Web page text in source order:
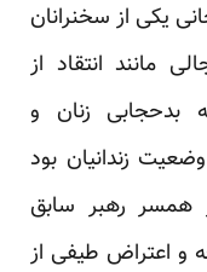
یکی از سخنرانان
مانند انتقاد از
بدحجابی زنان و
زندانیان بود
همسر رهبر سابق
و اعتراض طیفی از